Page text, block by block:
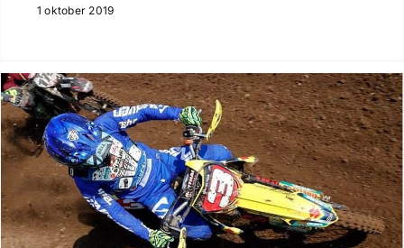
1 oktober 2019